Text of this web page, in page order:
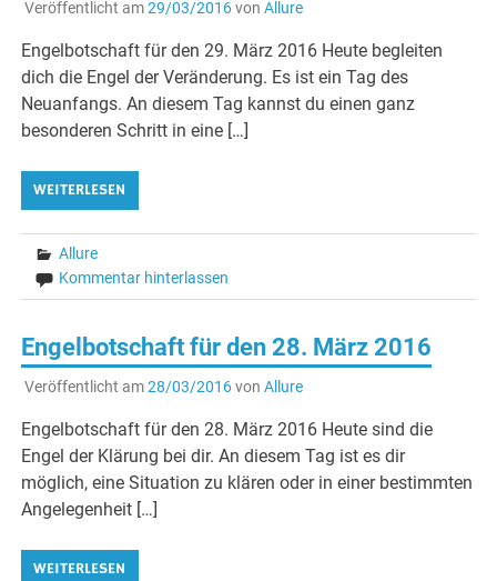
Veröffentlicht am29/03/2016von Allure
Engelbotschaft für den 29. März 2016 Heute begleiten
dich die Engel der Veränderung. Es ist ein Tag des
Neuanfangs. An diesem Tag kannst du einen ganz
besonderen Schritt in eine […]
WEITERLESEN
Allure
Kommentar hinterlassen
Engelbotschaft für den 28. März 2016
Veröffentlicht am28/03/2016von Allure
Engelbotschaft für den 28. März 2016 Heute sind die
Engel der Klärung bei dir. An diesem Tag ist es dir
möglich, eine Situation zu klären oder in einer bestimmten
Angelegenheit […]
WEITERLESEN